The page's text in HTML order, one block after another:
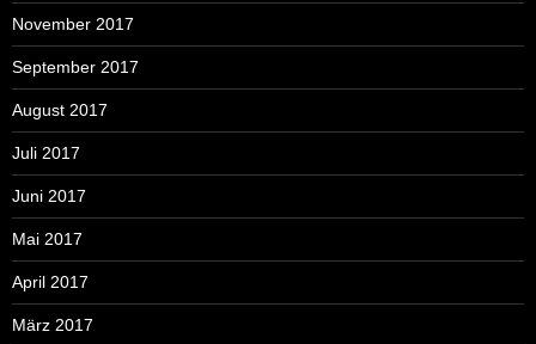
November 2017
September 2017
August 2017
Juli 2017
Juni 2017
Mai 2017
April 2017
März 2017